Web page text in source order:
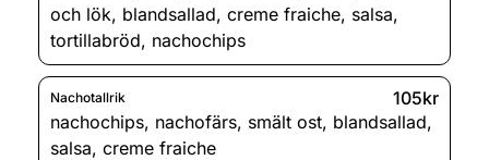
och lök, blandsallad, creme fraiche, salsa,
tortillabröd, nachochips
Nachotallrik
105kr
nachochips, nachofärs, smält ost, blandsallad,
salsa, creme fraiche